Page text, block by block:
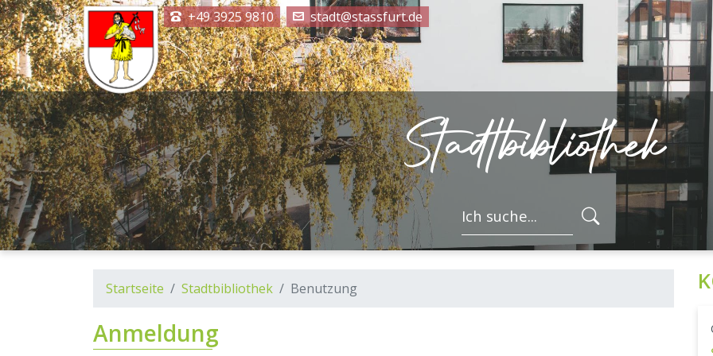
+49 3925 9810 stadt@stassfurt.de
Stadtbibliothek
Startseite Stadtbibliothek Benutzung
Anmeldung